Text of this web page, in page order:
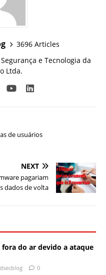
3696 Articles
e Tecnologia da
Ltda.
de usuários
NEXT
pagariam
dados de volta
fora do ar devido a ataque
0